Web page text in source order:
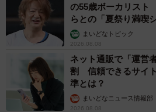
の55歳ボーカリスト
らとの「夏祭り満喫
まいどなトピック
2026.08.08
ネット通販で「運営
割 信頼できるサイ
準とは？
まいどなニュース情報部
2026.08.08